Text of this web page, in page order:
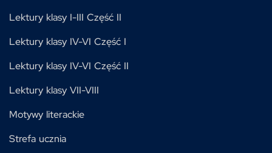
Lektury klasy I-III Część II
Lektury klasy IV-VI Część I
Lektury klasy IV-VI Część II
Lektury klasy VII-VIII
Motywy literackie
Strefa ucznia